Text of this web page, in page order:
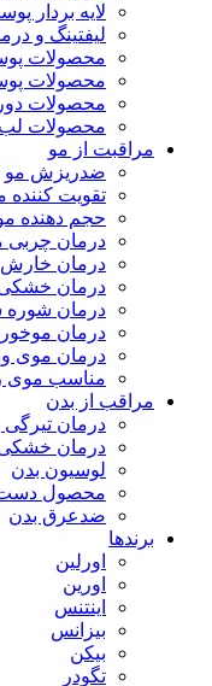
لایه بردار
لیفتینگ و
محصولات
محصولات
محصولات
محصولات لب
مراقبت از مو
ضدریزش مو
تقویت کننده
حجم دهنده
درمان چربی
درمان
درمان
درمان شوره
درمان
درمان موی
مناسب موی
مراقب از بدن
درمان تیرگی
درمان
لوسیون بدن
محصول دست
ضدعرق بدن
برندها
اورلین
اورین
اینتنس
بیزانس
بیکن
تگودر